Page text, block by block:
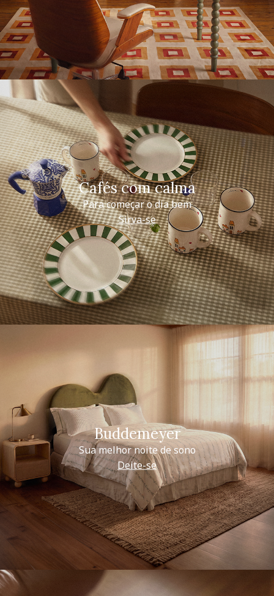
Cafés com calma
Para começar o dia bem
Sirva-se
Buddemeyer
Sua melhor noite de sono
Deite-se